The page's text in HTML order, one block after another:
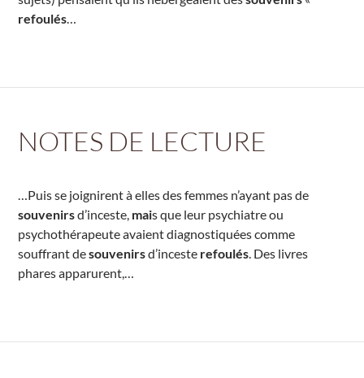
refoulés…
NOTES DE LECTURE
…Puis se joignirent à elles des femmes n’ayant pas de
souvenirsd’inceste, mais que leur psychiatre ou
psychothérapeute avaient diagnostiquées comme
souffrant desouvenirsd’inceste refoulés. Des livres
phares apparurent,…